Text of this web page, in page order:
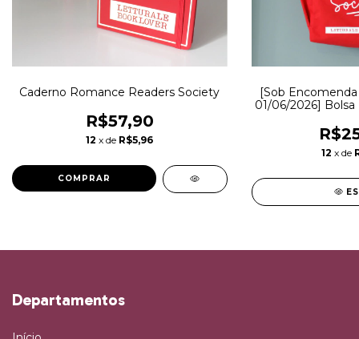
Caderno Romance Readers Society
R$57,90
12 x de R$5,96
[Sob
01/06/2026]
12 x de
Departamentos